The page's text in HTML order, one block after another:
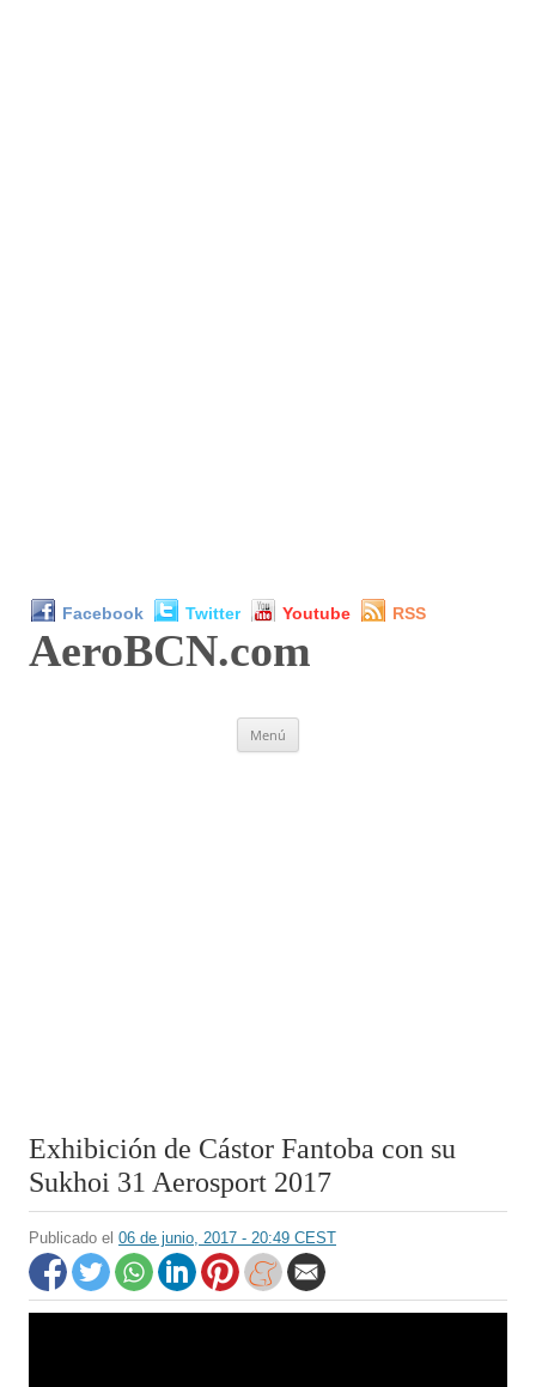
Facebook Twitter Youtube RSS
AeroBCN.com
Menú
Exhibición de Cástor Fantoba con su
Sukhoi 31 Aerosport 2017
Publicado el 06 de junio, 2017 - 20:49 CEST